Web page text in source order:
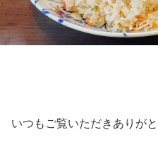
いつもご覧いただきありが